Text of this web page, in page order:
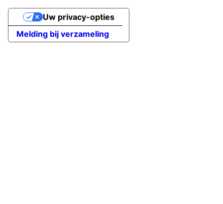
Melding bij verzameling
Uw privacy-opties